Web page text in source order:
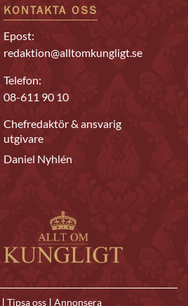
KONTAKTA OSS
Epost:
redaktion@alltomkungligt.se
Telefon:
08-611 90 10
Chefredaktör & ansvarig
utgivare
Daniel Nyhlén
| Tipsa oss | Annonsera